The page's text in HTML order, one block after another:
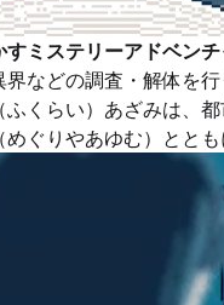
ミステリーアドベン
などの調査・解体を行
ふくらい）あざみは、
ぐりやあゆむ）とと